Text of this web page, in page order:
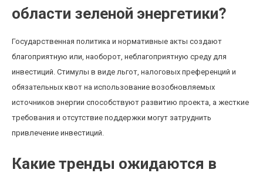
области зеленой энергетики?
Государственная политика и нормативные акты создают
благоприятную или, наоборот, неблагоприятную среду для
инвестиций. Стимулы в виде льгот, налоговых преференций и
обязательных квот на использование возобновляемых
источников энергии способствуют развитию проекта, а жесткие
требования и отсутствие поддержки могут затруднить
привлечение инвестиций.
Какие тренды ожидаются в